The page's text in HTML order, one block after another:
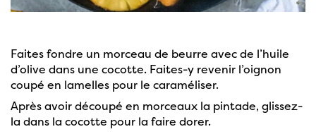
Faites fondre un morceau de beurre avec de l’huile
d’olive dans une cocotte. Faites-y revenir l’oignon
coupé en lamelles pour le caraméliser.
Après avoir découpé en morceaux la pintade, glissez-
la dans la cocotte pour la faire dorer.